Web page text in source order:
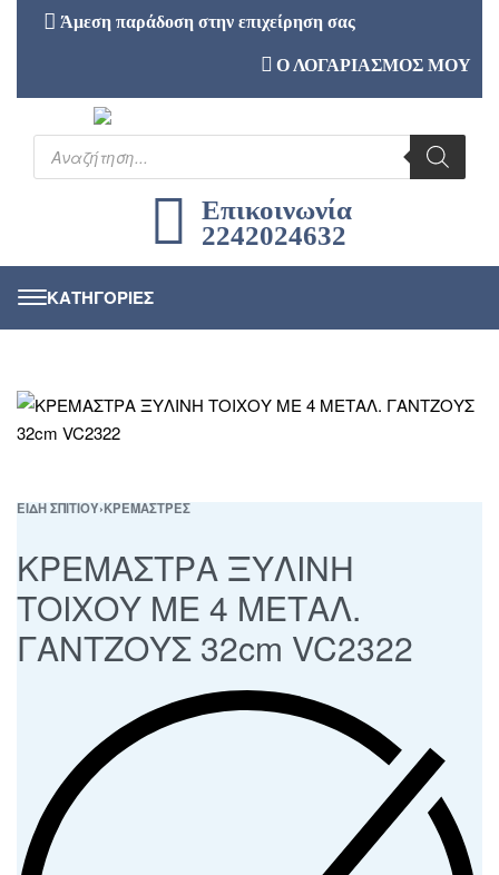
Άμεση παράδοση στην επιχείρηση σας
Ο ΛΟΓΑΡΙΑΣΜΟΣ ΜΟΥ
Επικοινωνία
2242024632
ΕΙΔΗ ΣΠΙΤΙΟΥ›ΚΡΕΜΑΣΤΡΕΣ
ΚΡΕΜΑΣΤΡΑ ΞΥΛΙΝΗ
ΤΟΙΧΟΥ ΜΕ 4 ΜΕΤΑΛ.
ΓΑΝΤΖΟΥΣ 32cm VC2322